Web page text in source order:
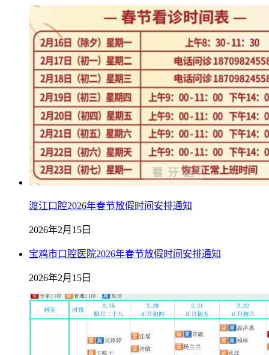
渡江口腔2026年春节放假时间安排通知
2026年2月15日
宝鸡市口腔医院2026年春节放假时间安排通知
2026年2月15日